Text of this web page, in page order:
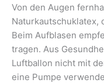
Von den Augen
Naturkautschuklatex,
Beim Aufblasen
tragen. Aus
Luftballon nicht mit
eine Pumpe